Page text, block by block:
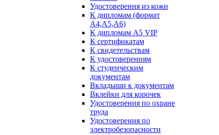
Удостоверения из кожи
К дипломам (формат
А4,А5,А6)
К дипломам А5 VIP
К сертификатам
К свидетельствам
К удостоверениям
К студенческим
документам
Вкладыши к документам
Вклейки для корочек
Удостоверения по охране
труда
Удостоверения по
электробезопасности